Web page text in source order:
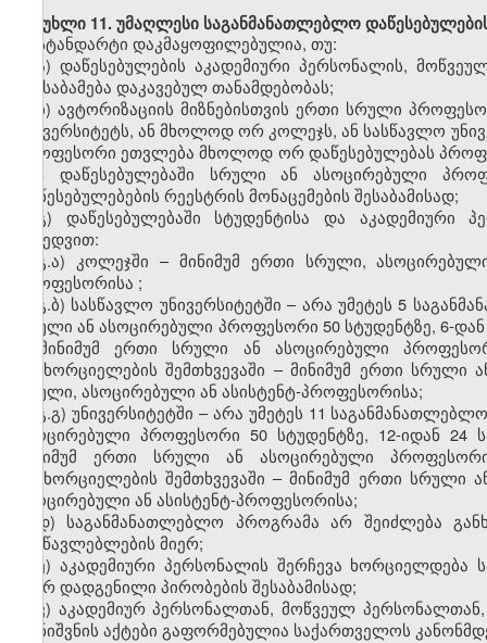
მუხლი 11. უმაღლესი საგანმანათლებლო
სტანდარტი დაკმაყოფილებულია, თუ:
ა) დაწესებულების აკადემიური პერსონალის,
შეესაბამება დაკავებულ თანამდებობას;
ბ) ავტორიზაციის მიზნებისთვის ერთი სრული
უნივერსიტეტს, ან მხოლოდ ორ კოლეჯს, ან სასწავლო
პროფესორი ეთვლება მხოლოდ ორ დაწესებულებას
მეტ დაწესებულებაში სრული ანასოცირებული
დაწესებულებების რეესტრის მონაცემების შესაბამისად;
გ)
დაწესებულებაში სტუდენტისა და აკადემიური
მიხედვით:
გ.ა) კოლეჯში – მინიმუმ ერთი სრული,
პროფესორისა ;
გ.ბ) სასწავლო უნივერსიტეტში– არა უმეტეს 5
სრული ანასოცირებული პროფესორი 50 სტუდენტზე,6-დან
მინიმუმ ერთი სრული ან ასოცირებული
განხორციელების შემთხვევაში – მინიმუმ ერთი სრული
სრული, ასოცირებული ან ასისტენტ-პროფესორისა;
გ.გ) უნივერსიტეტში – არა უმეტეს 11
ასოცირებული პროფესორი 50 სტუდენტზე, 12-იდან 24
მინიმუმ ერთი სრული ან ასოცირებული
განხორციელების შემთხვევაში– მინიმუმ ერთი სრული
ასოცირებული ან ასისტენტ-პროფესორისა;
დ) საგანმანათლებლო პროგრამა არ შეიძლება
მასწავლებლების მიერ;
ე) აკადემიური პერსონალის შერჩევა ხორციელდება
მიერ დადგენილი პირობების შესაბამისად;
ვ) აკადემიურ პერსონალთან, მოწვეულ
დანიშვნის აქტები გაფორმებულია საქართველოს